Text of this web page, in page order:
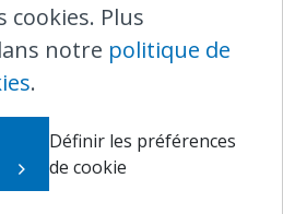
prendre une
dans le train ?
vous devez acheter
Vélo ou une Carte
seul Supplément Vélo
jour est requis si vous
cookies. Plus
notre politique de
.
Définir les préférences
de cookie